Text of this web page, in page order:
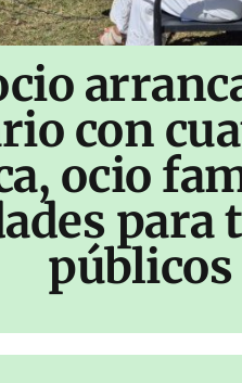
con
ocio
para
públicos